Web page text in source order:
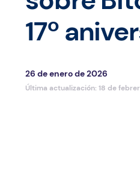
17º
26 de enero de 2026
Última actualización: 18 de